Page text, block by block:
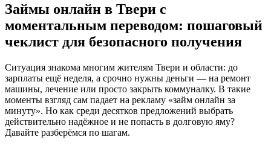
Займы онлайн в Твери с
моментальным переводом: пошаговый
чеклист для безопасного получения
Ситуация знакома многим жителям Твери и области: до
зарплаты ещё неделя, а срочно нужны деньги — на ремонт
машины, лечение или просто закрыть коммуналку. В такие
моменты взгляд сам падает на рекламу «займ онлайн за
минуту». Но как среди десятков предложений выбрать
действительно надёжное и не попасть в долговую яму?
Давайте разберёмся по шагам.